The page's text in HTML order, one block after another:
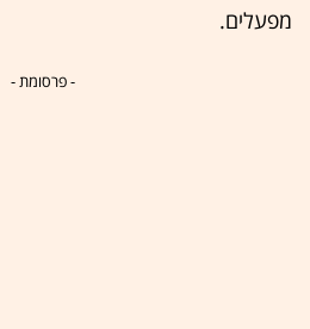
מפעלים.
- פרסומת -